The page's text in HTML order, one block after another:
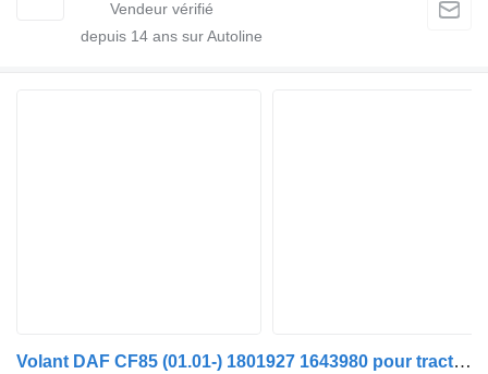
depuis 14 ans sur Autoline
Volant DAF CF85 (01.01-) 1801927 1643980 pour tracteur routier DAF LF45, LF55, LF180, CF65, CF75, CF85 (2001-)